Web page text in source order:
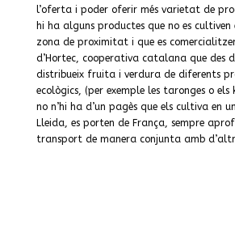
l’oferta i poder oferir més varietat de
hi ha alguns productes que no es cultiven
zona de proximitat i que es
d’Hortec, cooperativa catalana que des
distribueix fruita i verdura de diferents
ecològics, (per exemple les taronges o els
no n’hi ha d’un pagès que els cultiva en
Lleida, es porten de França, sempre
transport de manera conjunta amb